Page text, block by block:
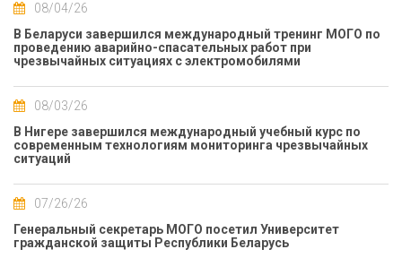
08/04/26
В Беларуси завершился международный тренинг МОГО по
проведению аварийно-спасательных работ при
чрезвычайных ситуациях с электромобилями
08/03/26
В Нигере завершился международный учебный курс по
современным технологиям мониторинга чрезвычайных
ситуаций
07/26/26
Генеральный секретарь МОГО посетил Университет
гражданской защиты Республики Беларусь